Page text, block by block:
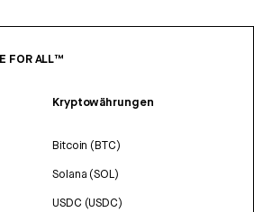
FOR ALL™
Kryptowährungen
Bitcoin (BTC)
Solana (SOL)
USDC (USDC)